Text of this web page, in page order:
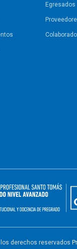
Egresados
derechos reservados